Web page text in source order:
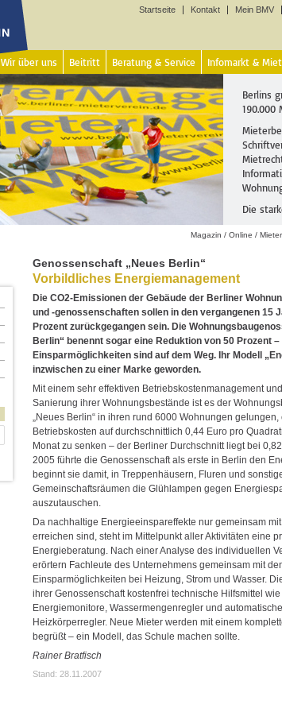
Startseite Kontakt Mein BMV
Wir über uns Beitritt Beratung & Service Infomarkt &
Berlins
190.000
Die
Magazin / Online /
Genossenschaft „Neues Berlin“
Vorbildliches Energiemanagement
Die CO2-Emissionen der Gebäude der Berliner
und -genossenschaften sollen in den vergangenen 15
Prozent zurückgegangen sein. Die
Berlin“ benennt sogar eine Reduktion von 50 Prozent
Einsparmöglichkeiten sind auf dem Weg. Ihr Modell
inzwischen zu einer Marke geworden.
Mit einem sehr effektiven Betriebskostenmanagement
Sanierung ihrer Wohnungsbestände ist es der
„Neues Berlin“ in ihren rund 6000 Wohnungen gelungen,
Betriebskosten auf durchschnittlich 0,44 Euro pro
Monat zu senken – der Berliner Durchschnitt liegt bei
2005 führte die Genossenschaft als erste in Berlin den
beginnt sie damit, in Treppenhäusern, Fluren und
Gemeinschaftsräumen die Glühlampen gegen
auszutauschen.
Da nachhaltige Energieeinspareffekte nur gemeinsam
erreichen sind, steht im Mittelpunkt aller Aktivitäten eine
Energieberatung. Nach einer Analyse des individuellen
erörtern Fachleute des Unternehmens gemeinsam mit
Einsparmöglichkeiten bei Heizung, Strom und Wasser.
ihrer Genossenschaft kostenfrei technische Hilfsmittel wie
Energiemonitore, Wassermengenregler und
Heizkörperregler. Neue Mieter werden mit einem
begrüßt – ein Modell, das Schule machen sollte.
Rainer Bratfisch
Stand: 28.11.2007